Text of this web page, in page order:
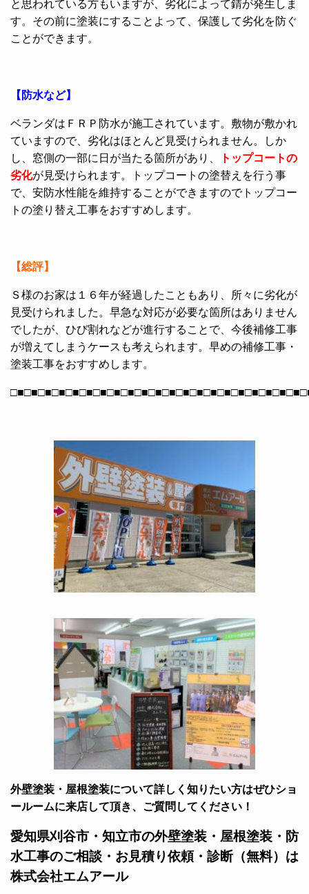
と思われている方もいますが、劣化によって錆が発生しま
す。その前に塗装にすることよって、保護して劣化を防ぐ
ことができます。
【防水など】
ベランダはＦＲＰ防水が施工されています。敷物が敷かれ
ていますので、劣化はほとんど見受けられません。しか
し、窓側の一部に日が当たる箇所があり、
トップコートの
劣化が見受けられます。トップコートの塗替えを行う事
で、安防水性能を維持することができますのでトップコー
トの塗り替え工事をおすすめします。
【総評】
Ｓ様のお家は１６年が経過したこともあり、所々に劣化が
見受けられました。早急な対応が必要な箇所はありません
でしたが、ひび割れなどが進行することで、今後補修工事
が増えてしまうケースも考えられます。早めの補修工事・
塗装工事をおすすめします。
外壁塗装・屋根塗装について詳しく知りたい方はぜひショ
ールームに来店して頂き、ご質問してください！
愛知県刈谷市・知立市の外壁塗装・屋根塗装・防
水工事のご相談・お見積り依頼・診断（無料）は
株式会社エムアール